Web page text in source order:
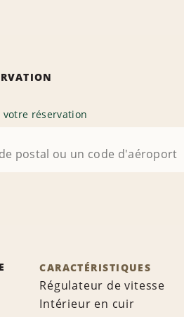
réservation
CARACTÉRISTIQUES
Régulateur de vitesse
Intérieur en cuir